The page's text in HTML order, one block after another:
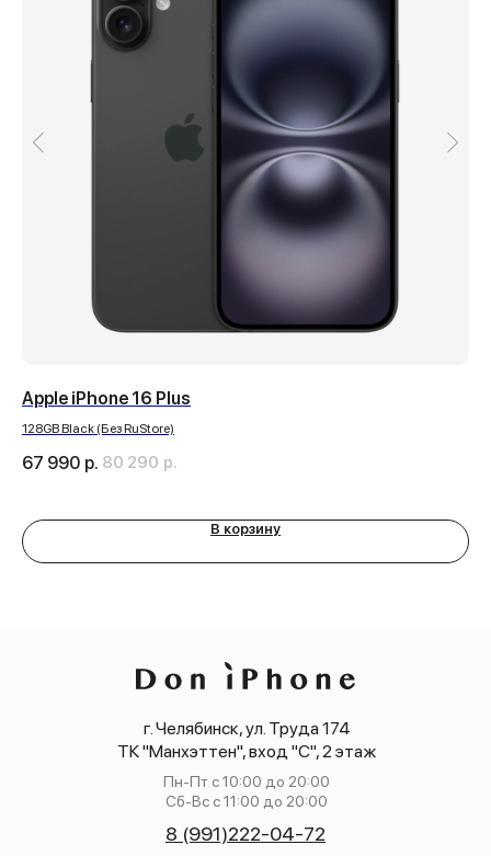
Apple iPhone 16 Plus
128GB Black (Без RuStore)
67 990 р. 80 290 р.
В корзину
г. Челябинск, ул. Труда 174
ТК "Манхэттен", вход "С", 2 этаж
Пн-Пт с 10:00 до 20:00
Сб-Вс с 11:00 до 20:00
8 (991)222-04-72